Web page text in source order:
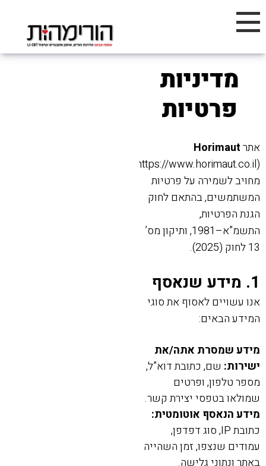
מדיניות
פרטיות
אתרHorimaut
https://www.horimaut.co.il)
מחויב לשמירה על פרטיות
המשתמשים, בהתאם לחוק
הגנת הפרטיות,
התשמ”א–1981, ותיקון מס’
13 לחוק (2025).
1. מידע שנאסף
אנו עשויים לאסוף את סוגי
המידע הבאים:
מידע שמסרת אתה/את
ישירות: שם, כתובת דוא”ל,
מספר טלפון, ופרטים
שמולאו בטפסי יצירת קשר.
מידע הנאסף אוטומטית:
כתובת IP, סוג דפדפן,
עמודים שנצפו, זמן השהייה
באתר ונתוני גלישה.